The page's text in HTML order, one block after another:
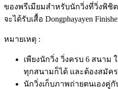
ของพรีเมียมสำหรับนักวิ่งที่วิ่งพิชิต
จะได้รับเสื้อ Dongphayayen
หมายเหตุ :
เพียงนักวิ่ง วิ่งครบ 6 สนาม
ทุกสนามก็ได้ และต้องสมัค
นักวิ่งเก็บภาพถ่ายตนเองคู่